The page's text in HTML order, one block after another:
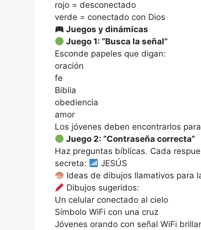
rojo = desconectado
verde = conectado con Dios
Juegos y dinámicas
Juego 1: “Busca la señal”
Esconde papeles que digan:
oración
fe
Biblia
obediencia
amor
Los jóvenes deben encontrarlos
Juego 2: “Contraseña correcta”
Haz preguntas bíblicas. Cada
secreta:
JESÚS
Ideas de dibujos llamativos para
Dibujos sugeridos:
Un celular conectado al cielo
Símbolo WiFi con una cruz
Jóvenes orando con señal WiFi